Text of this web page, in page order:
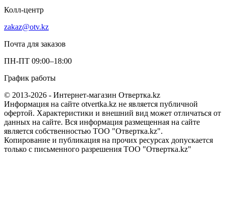
Колл-центр
zakaz@otv.kz
Почта для заказов
ПН-ПТ 09:00–18:00
График работы
© 2013-2026 - Интернет-магазин Отвертка.kz
Информация на сайте otvertka.kz не является публичной
офертой. Характеристики и внешний вид может отличаться от
данных на сайте. Вся информация размещенная на сайте
является собственностью ТОО "Отвертка.kz".
Копирование и публикация на прочих ресурсах допускается
только с письменного разрешения ТОО "Отвертка.kz"